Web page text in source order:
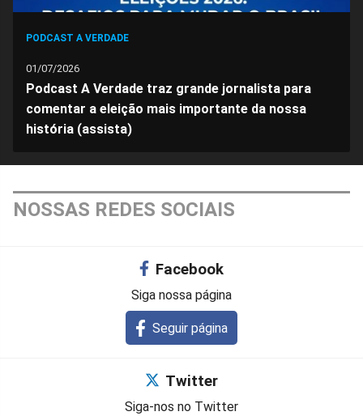
PODCAST A VERDADE
01/07/2026
Podcast A Verdade traz grande jornalista para
comentar a eleição mais importante da nossa
história (assista)
NOSSAS REDES SOCIAIS
Facebook
Siga nossa página
Seguir página
Twitter
Siga-nos no Twitter